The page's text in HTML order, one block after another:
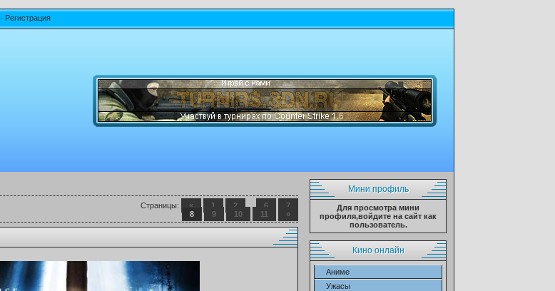
· Регистрация
Страницы: « 1 2 ... 6
7
8
9 10 11 »
Мини профиль
Для просмотра мини
профиля,войдите на сайт как
пользователь.
Кино онлайн
Аниме
Ужасы